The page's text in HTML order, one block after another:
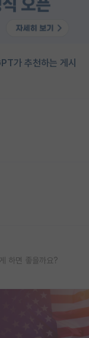
가 추천하는 게시
하면 좋을까요?